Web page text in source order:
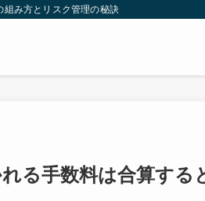
組み方とリスク管理の秘訣
る手数料は合算する